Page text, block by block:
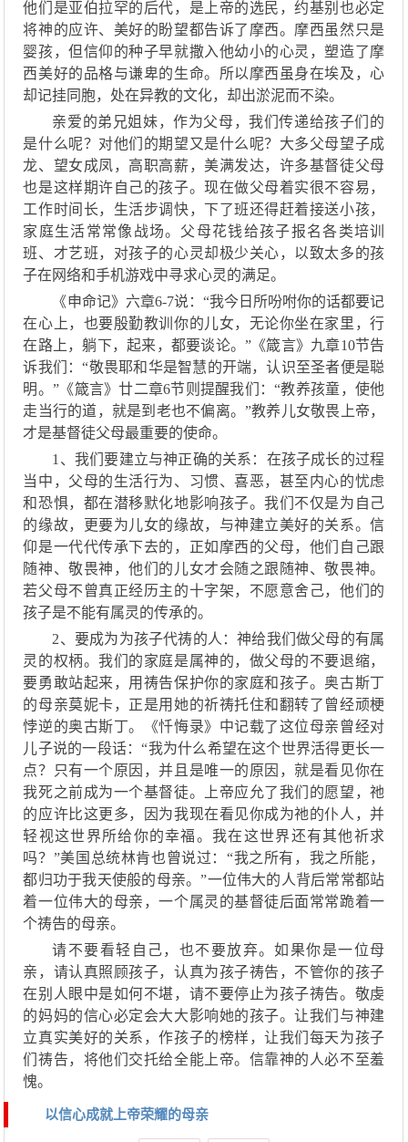
他们是亚伯拉罕的后代， 是上帝的选民，约基别也必定
将神的应许、美好的盼望都告诉了摩西。摩西虽然只是
婴孩，但信仰的种子早就撒入他幼小的心灵，塑造了摩
西美好的品格与谦卑的生命。所以摩西虽身在埃及，心
却记挂同胞， 处在异教的文化， 却出淤泥而不染。
亲爱的弟兄姐妹，作为父母，我们传递给孩子们 的
是什么呢？对他们的期望又是什么呢？大多父母望子成
龙、望女成凤，高职高薪，美满发达，许多基督徒父母
也是这样期许自己的孩子。现在做父母着实很不容易，
工作时间长，生活步调 快，下了班还得赶着接送小孩，
家庭生活常常像战场。父母花钱给孩子报名各类培训
班、才艺班，对孩子的心灵却极少关心，以致太多的孩
子在 网络和手机游戏中寻求心灵的满足。
《申命记》六章6-7说：“我今日所吩咐你的话都要记
在心上，也要殷勤教训你的儿女，无论你坐在家里 ，行
在路上 ，躺下，起来 ， 都要谈论。 ”《箴言》九章10节告
诉我们：“敬畏耶和华是智慧的开端，认识至圣者便是聪
明。”《箴言》廿二章6节则提醒我们：“教养孩童，使他
走当行的道，就是到老也不偏离。”教养儿女敬畏上帝，
才是基督徒父母最重要的使命。
1、我们要建立与神正确的关系：在孩子成长的过程
当中，父母的生活行为、 习惯、喜恶，甚至内心的忧虑
和恐惧，都在潜移默化地影响孩子。我们 不仅是为自己
的缘故，
更要为儿女的缘故，与神建立美好的关系。信
仰是一代代传承下去的，正如 摩西的父母，他们 自己跟
随神、敬畏神，他们的儿女才会随之跟随神、敬畏神。
若父母不曾真正经历主的十字架，不愿意舍己，他们的
孩子是不能有属灵的传承的。
2、要成为为孩子代祷的人：神给我们做父母的有属
灵的权柄。我们的家庭是属神的，做父母的不要退缩，
要勇敢站起来 ，用 祷告保护你的家庭和孩子。奥古斯丁
的母亲莫妮卡， 正是用她的祈祷托住和翻转了曾经顽梗
悖逆的奥古斯丁。《忏悔录》 中记载了这位母亲曾经对
儿子说的一段话：“我为什么希望在这个世界活得更长一
点？
只有一个原因，并且是唯一的原因，就是看见你在
我死之前成为一个基督徒。上帝应允了我们的愿望，祂
的应许比这更多，因为我现在看见你成为祂的仆人，并
轻视这世界所给你的幸福。我在这世界还有其他祈求
吗？ ”美国总统林肯也曾说过：“我之所有，我之所能，
都归功于我天使般的母亲。”一位伟大的人背后常常都站
着一位伟大的母亲 ，一个属灵的基督徒后面常常跪着一
个祷告的母亲。
请不要看轻自己，也不要放弃。如果你是一位母
亲，请认真照顾孩子，认真为孩子祷告，不管你的孩子
在别人眼中是如何不堪，请不要停止为孩子祷告。 敬虔
的妈妈的信心必定会大大影响她的孩子。让我们 与神建
立真实美好的关系，作孩子的榜样，让我们 每天为孩子
们祷告， 将他们交托给全能上帝。 信靠神的人必不 至羞
愧。
以信心成就上帝荣耀的母亲